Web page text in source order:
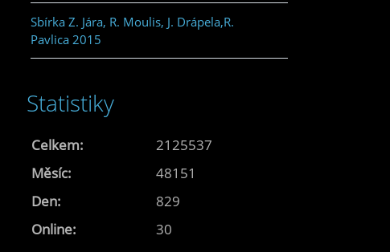
Sbírka Z. Jára, R. Moulis, J. Drápela,R.
Pavlica 2015
Statistiky
Online: 30
Celkem:
2125537
Měsíc:
48151
Den:
829